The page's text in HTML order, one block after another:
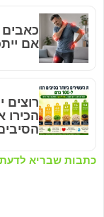
כתבות שבריא לדעת
אם
רוצים
הכירו